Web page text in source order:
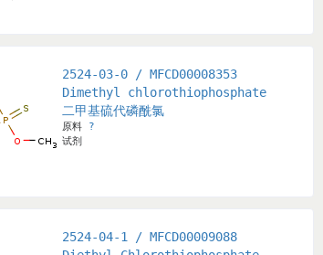
北京市 山东省
2524-03-0 / MFCD00008353
Dimethyl chlorothiophosphate
二甲基硫代磷酰氯
原料
?
试剂
2524-04-1 / MFCD00009088